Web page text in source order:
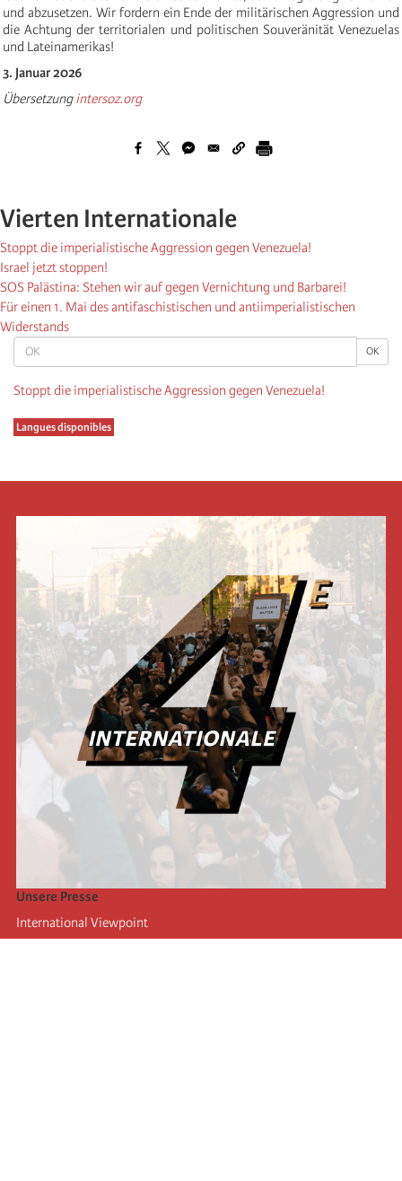
OK OK
Stoppt die imperialistische Aggression gegen Venezuela!
Langues disponibles
und abzusetzen. Wir fordern ein Ende der militärischen Aggression und
die Achtung der territorialen und politischen Souveränität Venezuelas
und Lateinamerikas!
3. Januar 2026
Übersetzungintersoz.org
Vierten Internationale
Stoppt die imperialistische Aggression gegen Venezuela!
Israel jetzt stoppen!
SOS Palästina: Stehen wir auf gegen Vernichtung und Barbarei!
Für einen 1. Mai des antifaschistischen und antiimperialistischen
Widerstands
Unsere Presse
International Viewpoint